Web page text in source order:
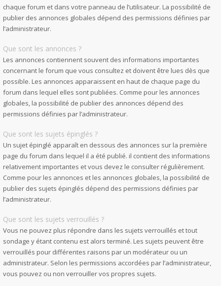
chaque forum et dans votre panneau de l’utilisateur. La possibilité de
publier des annonces globales dépend des permissions définies par
l’administrateur.
Que sont les annonces ?
Les annonces contiennent souvent des informations importantes
concernant le forum que vous consultez et doivent être lues dès que
possible. Les annonces apparaissent en haut de chaque page du
forum dans lequel elles sont publiées. Comme pour les annonces
globales, la possibilité de publier des annonces dépend des
permissions définies par l’administrateur.
Que sont les sujets épinglés ?
Un sujet épinglé apparaît en dessous des annonces sur la première
page du forum dans lequel il a été publié. il contient des informations
relativement importantes et vous devez le consulter régulièrement.
Comme pour les annonces et les annonces globales, la possibilité de
publier des sujets épinglés dépend des permissions définies par
l’administrateur.
Que sont les sujets verrouillés ?
Vous ne pouvez plus répondre dans les sujets verrouillés et tout
sondage y étant contenu est alors terminé. Les sujets peuvent être
verrouillés pour différentes raisons par un modérateur ou un
administrateur. Selon les permissions accordées par l’administrateur,
vous pouvez ou non verrouiller vos propres sujets.